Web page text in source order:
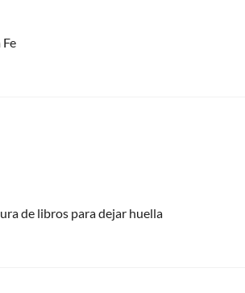
de libros para dejar huella